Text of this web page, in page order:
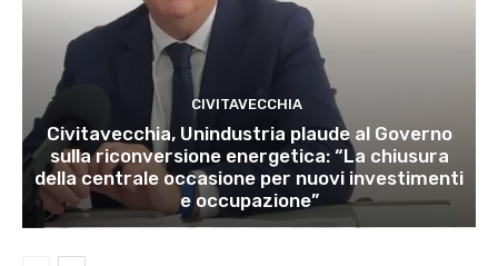
CIVITAVECCHIA
Civitavecchia, Unindustria plaude al Governo
sulla riconversione energetica: “La chiusura
della centrale occasione per nuovi investimenti
e occupazione”